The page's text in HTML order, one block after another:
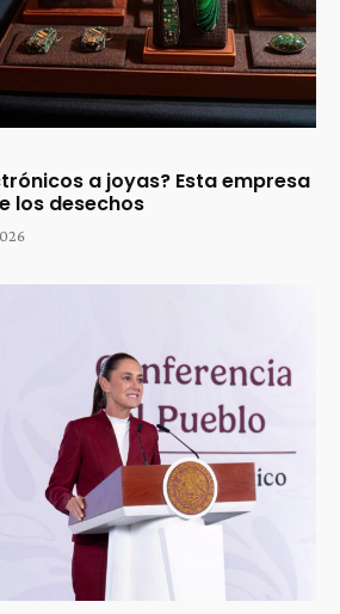
a joyas? Esta empresa
los desechos